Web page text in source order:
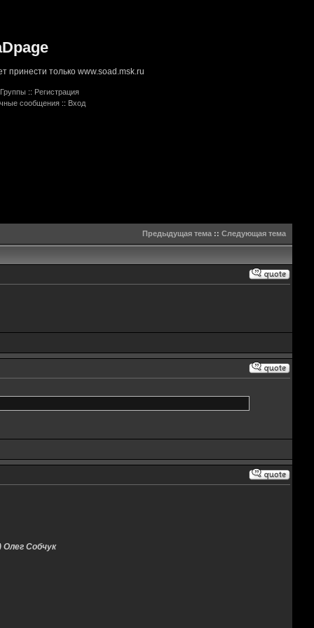
принести только www.soad.msk.ru
Группы :: Регистрация
сообщения :: Вход
Предыдущая тема:: Следующая тема
Собчук